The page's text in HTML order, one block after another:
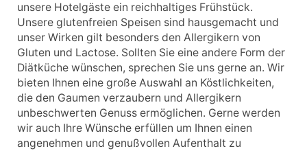
unsere Hotelgäste ein reichhaltiges Frühstück.
Unsere glutenfreien Speisen sind hausgemacht und
unser Wirken gilt besonders den Allergikern von
Gluten und Lactose. Sollten Sie eine andere Form der
Diätküche wünschen, sprechen Sie uns gerne an. Wir
bieten Ihnen eine große Auswahl an Köstlichkeiten,
die den Gaumen verzaubern und Allergikern
unbeschwerten Genuss ermöglichen. Gerne werden
wir auch Ihre Wünsche erfüllen um Ihnen einen
angenehmen und genußvollen Aufenthalt zu